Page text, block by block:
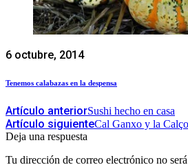
6 octubre, 2014
Tenemos calabazas en la despensa
Artículo anteriorSushi hecho en casa
Artículo siguienteCal Ganxo y la
Deja una respuesta
Tu dirección de correo electrónico no